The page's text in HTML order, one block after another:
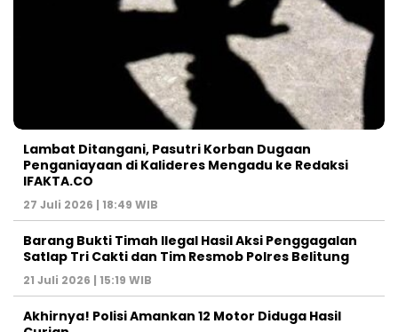
Lambat Ditangani, Pasutri Korban Dugaan
Penganiayaan di Kalideres Mengadu ke Redaksi
IFAKTA.CO
27 Juli 2026 | 18:49 WIB
Barang Bukti Timah Ilegal Hasil Aksi Penggagalan
Satlap Tri Cakti dan Tim Resmob Polres Belitung
21 Juli 2026 | 15:19 WIB
Akhirnya! Polisi Amankan 12 Motor Diduga Hasil